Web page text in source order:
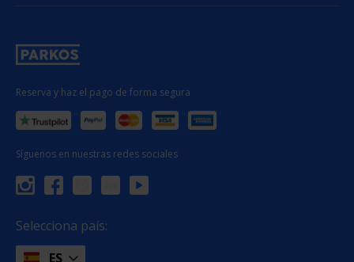
Reserva y haz el pago de forma segura
Síguenos en nuestras redes sociales
Selecciona país:
ES